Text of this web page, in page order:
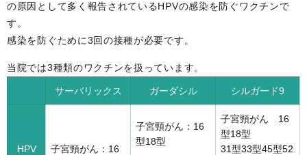
の原因として多く報告されているHPVの感染を防ぐワクチンで
す。
感染を防ぐために3回の接種が必要です。
当院では3種類のワクチンを扱っています。
サーバリックス ガーダシル シルガード9
HPV
子宮頸がん：16
子宮頸がん：16
型18型
子宮頸がん 16
型18型
31型33型45型52